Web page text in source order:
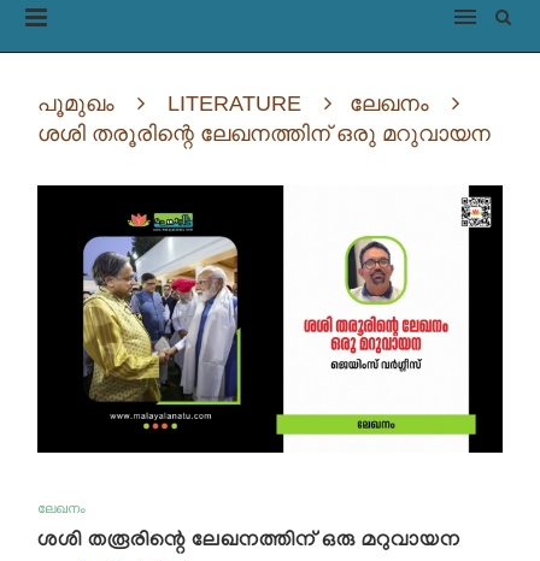
പൂമുഖം LITERATURE
ലേഖനം
ശശി തരൂരിന്റെ ലേഖനത്തിന് ഒരു മറുവായന
ലേഖനം
ശശി തരൂരിന്റെ ലേഖനത്തിന് ഒരു മറുവായന